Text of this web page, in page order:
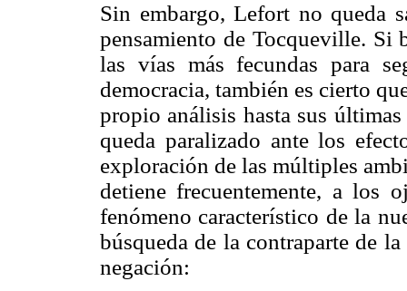
Sin embargo, Lefort no queda
pensamiento de Tocqueville. Si
las vías más fecundas para
democracia, también es cierto
propio análisis hasta sus
queda paralizado ante los
exploración de las múltiples
detiene frecuentemente, a los
fenómeno característico de la
búsqueda de la contraparte de
negación: